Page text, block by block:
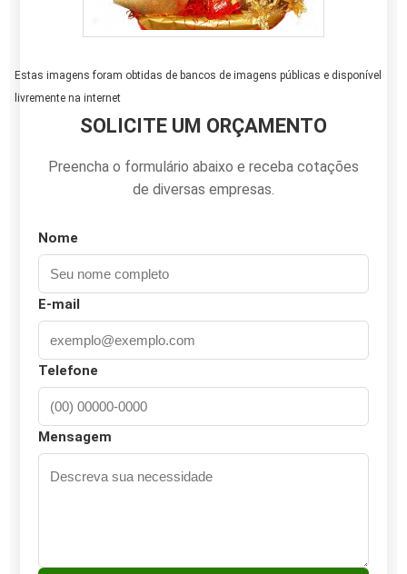
Estas imagens foram obtidas de bancos de imagens públicas e disponível
livremente na internet
SOLICITE UM ORÇAMENTO
Preencha o formulário abaixo e receba cotações
de diversas empresas.
Nome
E-mail
Telefone
Mensagem